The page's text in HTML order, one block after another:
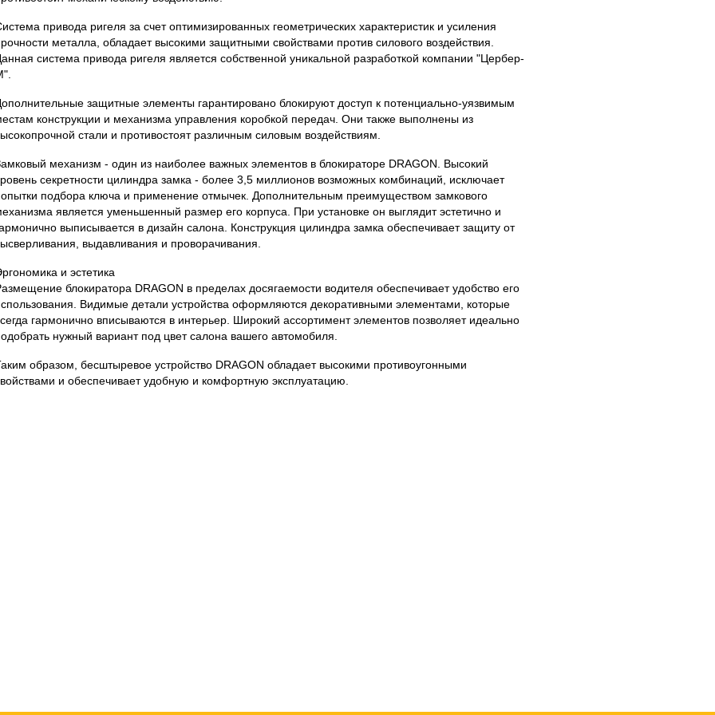
привода ригеля за счет оптимизированных геометрических характеристик и усиления
металла, обладает высокими защитными свойствами против силового воздействия.
система привода ригеля является собственной уникальной разработкой компании "Цербер-
защитные элементы гарантировано блокируют доступ к потенциально-уязвимым
конструкции и механизма управления коробкой передач. Они также выполнены из
стали и противостоят различным силовым воздействиям.
механизм - один из наиболее важных элементов в блокираторе DRAGON. Высокий
секретности цилиндра замка - более 3,5 миллионов возможных комбинаций, исключает
подбора ключа и применение отмычек. Дополнительным преимуществом замкового
является уменьшенный размер его корпуса. При установке он выглядит эстетично и
выписывается в дизайн салона. Конструкция цилиндра замка обеспечивает защиту от
выдавливания и проворачивания.
и эстетика
блокиратора DRAGON в пределах досягаемости водителя обеспечивает удобство его
Видимые детали устройства оформляются декоративными элементами, которые
гармонично вписываются в интерьер. Широкий ассортимент элементов позволяет идеально
нужный вариант под цвет салона вашего автомобиля.
образом, бесштыревое устройство DRAGON обладает высокими противоугонными
и обеспечивает удобную и комфортную эксплуатацию.